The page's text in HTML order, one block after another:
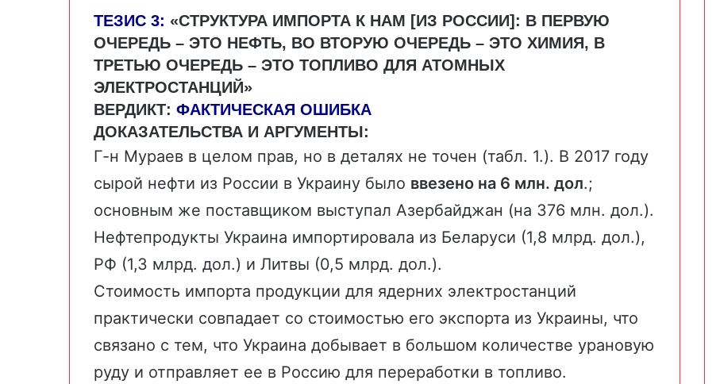
ТЕЗИС 3: «СТРУКТУРА ИМПОРТА К НАМ [ИЗ РОССИИ]: В ПЕРВУЮ
ОЧЕРЕДЬ – ЭТО НЕФТЬ, ВО ВТОРУЮ ОЧЕРЕДЬ – ЭТО ХИМИЯ, В
ТРЕТЬЮ ОЧЕРЕДЬ – ЭТО ТОПЛИВО ДЛЯ АТОМНЫХ
ЭЛЕКТРОСТАНЦИЙ»
ВЕРДИКТ: ФАКТИЧЕСКАЯ ОШИБКА
ДОКАЗАТЕЛЬСТВА И АРГУМЕНТЫ:
Г-н Мураев в целом прав, но в деталях не точен (табл. 1.). В 2017 году
сырой нефти из России в Украину было ввезено на 6 млн. дол.;
основным же поставщиком выступал Азербайджан (на 376 млн. дол.).
Нефтепродукты Украина импортировала из Беларуси (1,8 млрд. дол.),
РФ (1,3 млрд. дол.) и Литвы (0,5 млрд. дол.).
Стоимость импорта продукции для ядерних электростанций
практически совпадает со стоимостью его экспорта из Украины, что
связано с тем, что Украина добывает в большом количестве урановую
руду и отправляет ее в Россию для переработки в топливо.